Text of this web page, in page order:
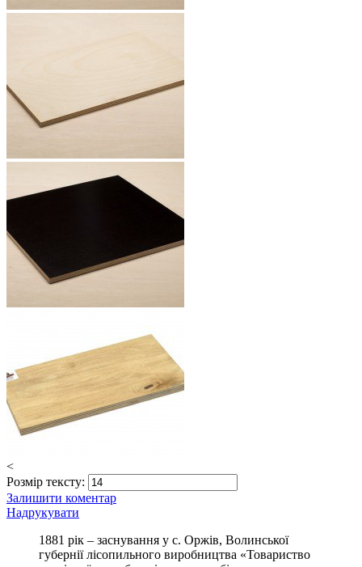
<
Розмір тексту:
Залишити коментар
Надрукувати
1881 рік – заснування у с. Оржів, Волинської
губернії лісопильного виробництва «Товариство